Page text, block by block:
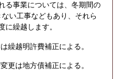
る事業については、冬期間の
い工事などもあり、それら
に繰越します。
繰越明許費補正による。
更は地方債補正による。